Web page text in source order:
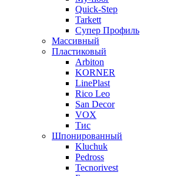
Quick-Step
Tarkett
Супер Профиль
Массивный
Пластиковый
Arbiton
KORNER
LinePlast
Rico Leo
San Decor
VOX
Тис
Шпонированный
Kluchuk
Pedross
Tecnorivest